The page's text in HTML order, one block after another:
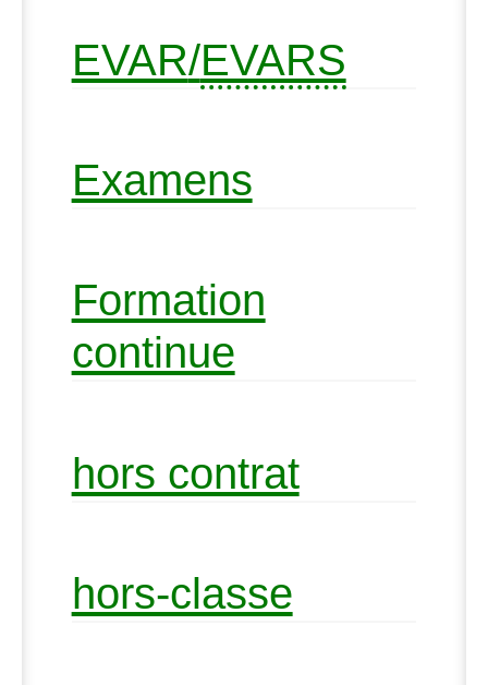
EVAR/EVARS
Examens
Formation
continue
hors contrat
hors-classe